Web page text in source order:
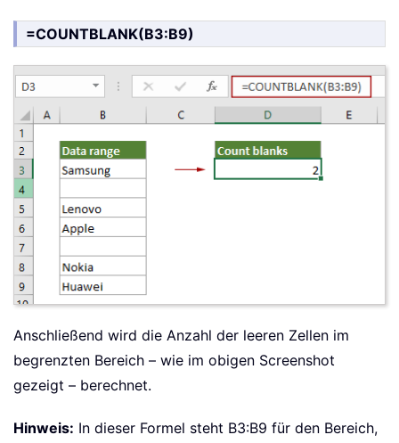
=COUNTBLANK(B3:B9)
Anschließend wird die Anzahl der leeren Zellen im
begrenzten Bereich – wie im obigen Screenshot
gezeigt – berechnet.
Hinweis: In dieser Formel steht B3:B9 für den Bereich,